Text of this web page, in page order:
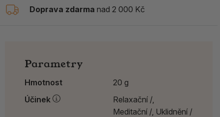
Doprava zdarma nad 2 000 Kč
Parametry
Hmotnost
20 g
Účinek
Relaxační /,
Meditační /, Uklidnění /